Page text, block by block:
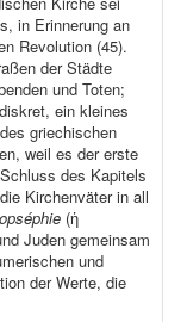
in Erinnerung an
Revolution (45).
der Städte
und Toten;
ein kleines
griechischen
weil es der erste
des Kapitels
Kirchenväter in all
(ἡ
Juden gemeinsam
und
der Werte, die